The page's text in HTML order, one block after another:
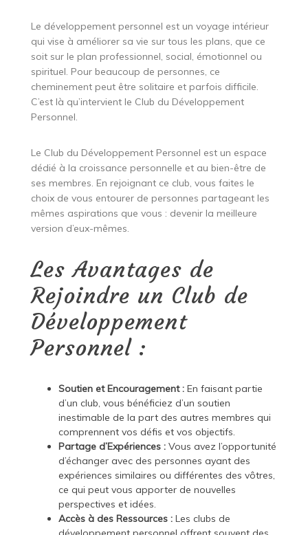
Le développement personnel est un voyage intérieur
qui vise à améliorer sa vie sur tous les plans, que ce
soit sur le plan professionnel, social, émotionnel ou
spirituel. Pour beaucoup de personnes, ce
cheminement peut être solitaire et parfois difficile.
C’est là qu’intervient le Club du Développement
Personnel.
Le Club du Développement Personnel est un espace
dédié à la croissance personnelle et au bien-être de
ses membres. En rejoignant ce club, vous faites le
choix de vous entourer de personnes partageant les
mêmes aspirations que vous : devenir la meilleure
version d’eux-mêmes.
Les Avantages de
Rejoindre un Club de
Développement
Personnel :
Soutien et Encouragement :En faisant partie
d’un club, vous bénéficiez d’un soutien
inestimable de la part des autres membres qui
comprennent vos défis et vos objectifs.
Partage d’Expériences :Vous avez l’opportunité
d’échanger avec des personnes ayant des
expériences similaires ou différentes des vôtres,
ce qui peut vous apporter de nouvelles
perspectives et idées.
Accès à des Ressources :Les clubs de